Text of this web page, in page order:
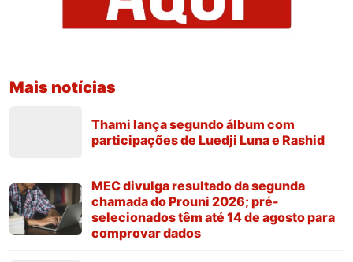
Mais notícias
Thami lança segundo álbum com
participações de Luedji Luna e Rashid
MEC divulga resultado da segunda
chamada do Prouni 2026; pré-
selecionados têm até 14 de agosto para
comprovar dados